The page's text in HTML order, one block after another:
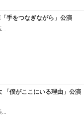
手をつなぎながら」公演
「僕がここにいる理由」公演